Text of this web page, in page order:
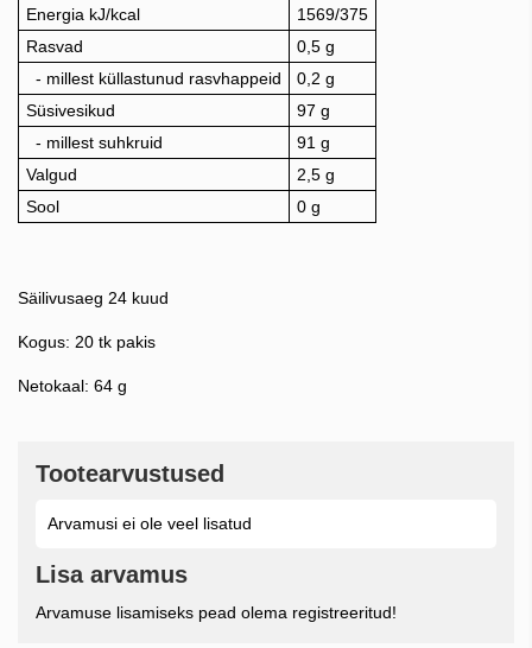
Energia kJ/kcal
1569/375
Rasvad
0,5 g
- millest küllastunud rasvhappeid
0,2 g
Süsivesikud
97 g
- millest suhkruid
91 g
Valgud
2,5 g
Sool
0 g
Säilivusaeg 24 kuud
Kogus: 20 tk pakis
Netokaal: 64 g
Tootearvustused
Arvamusi ei ole veel lisatud
Lisa arvamus
Arvamuse lisamiseks pead olema registreeritud!